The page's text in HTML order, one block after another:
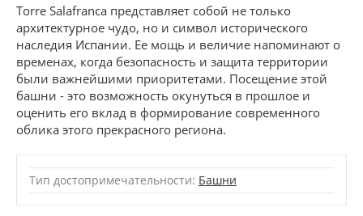
Torre Salafranca представляет собой не только
архитектурное чудо, но и символ исторического
наследия Испании. Ее мощь и величие напоминают о
временах, когда безопасность и защита территории
были важнейшими приоритетами. Посещение этой
башни - это возможность окунуться в прошлое и
оценить его вклад в формирование современного
облика этого прекрасного региона.
Тип достопримечательности: Башни